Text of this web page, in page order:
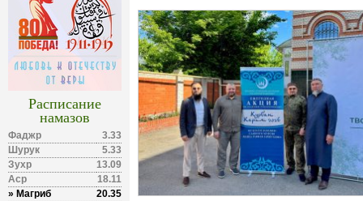
Расписание
намазов
Фаджр
3.33
Шурук
5.33
Зухр
13.09
Аср
18.11
» Магриб
20.35